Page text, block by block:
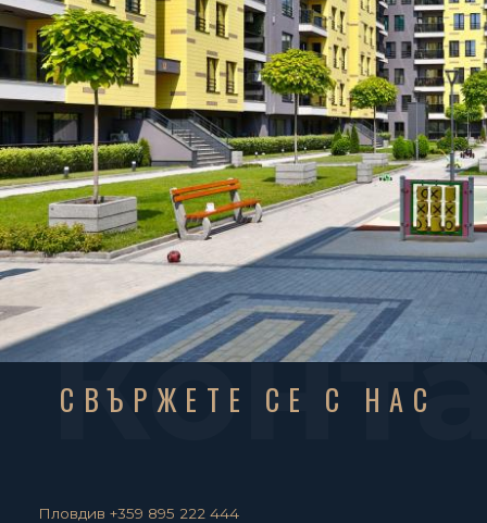
СВЪРЖЕТЕ СЕ С НАС
Пловдив +359 895 222 444